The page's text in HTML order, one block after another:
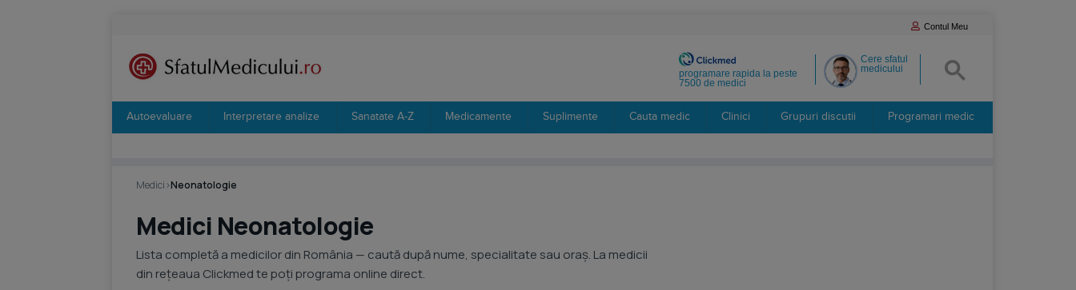
Contul Meu
Cere sfatul
medicului
programare rapida la peste
7500 de medici
Autoevaluare Interpretare analize Sanatate A-Z Medicamente Suplimente Cauta medic Clinici Grupuri discutii Programari medic
Medici›Neonatologie
Medici Neonatologie
Lista completă a medicilor din România — caută după nume, specialitate sau oraș. La medicii
din rețeaua Clickmed te poți programa online direct.